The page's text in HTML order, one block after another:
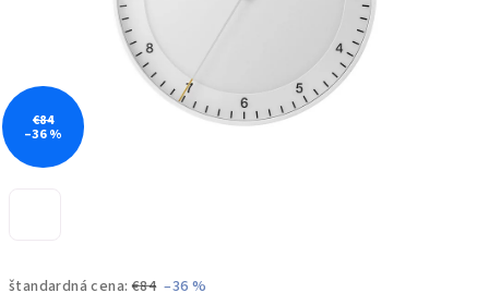
štandardná cena: €84 –36 %
€84
–36 %